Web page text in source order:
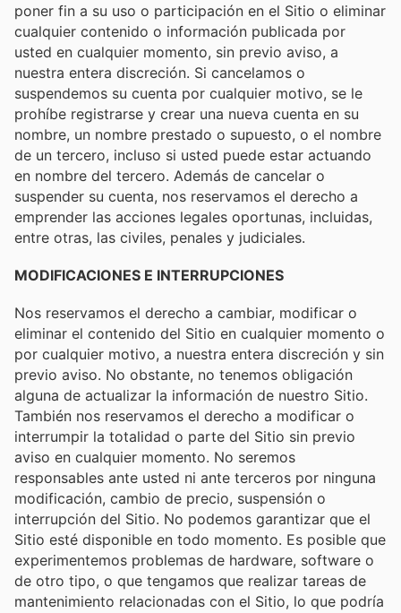
poner fin a su uso o participación en el Sitio o eliminar
cualquier contenido o información publicada por
usted en cualquier momento, sin previo aviso, a
nuestra entera discreción. Si cancelamos o
suspendemos su cuenta por cualquier motivo, se le
prohíbe registrarse y crear una nueva cuenta en su
nombre, un nombre prestado o supuesto, o el nombre
de un tercero, incluso si usted puede estar actuando
en nombre del tercero. Además de cancelar o
suspender su cuenta, nos reservamos el derecho a
emprender las acciones legales oportunas, incluidas,
entre otras, las civiles, penales y judiciales.
MODIFICACIONES E INTERRUPCIONES
Nos reservamos el derecho a cambiar, modificar o
eliminar el contenido del Sitio en cualquier momento o
por cualquier motivo, a nuestra entera discreción y sin
previo aviso. No obstante, no tenemos obligación
alguna de actualizar la información de nuestro Sitio.
También nos reservamos el derecho a modificar o
interrumpir la totalidad o parte del Sitio sin previo
aviso en cualquier momento. No seremos
responsables ante usted ni ante terceros por ninguna
modificación, cambio de precio, suspensión o
interrupción del Sitio. No podemos garantizar que el
Sitio esté disponible en todo momento. Es posible que
experimentemos problemas de hardware, software o
de otro tipo, o que tengamos que realizar tareas de
mantenimiento relacionadas con el Sitio, lo que podría